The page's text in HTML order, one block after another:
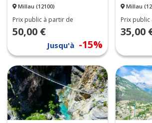
Millau (12100)
Prix public à partir de
50,00 €
Jusqu'à -15%
Millau
Prix
35,00